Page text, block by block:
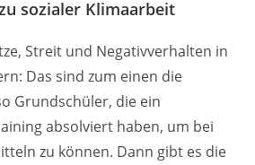
sozialer Klimaarbeit
Streit und Negativverhalten in
Das sind zum einen die
Grundschüler, die ein
absolviert haben, um bei
zu können. Dann gibt es die